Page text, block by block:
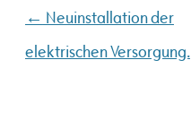
Beitragsnavigation
← Neuinstallation der
elektrischen Versorgung.